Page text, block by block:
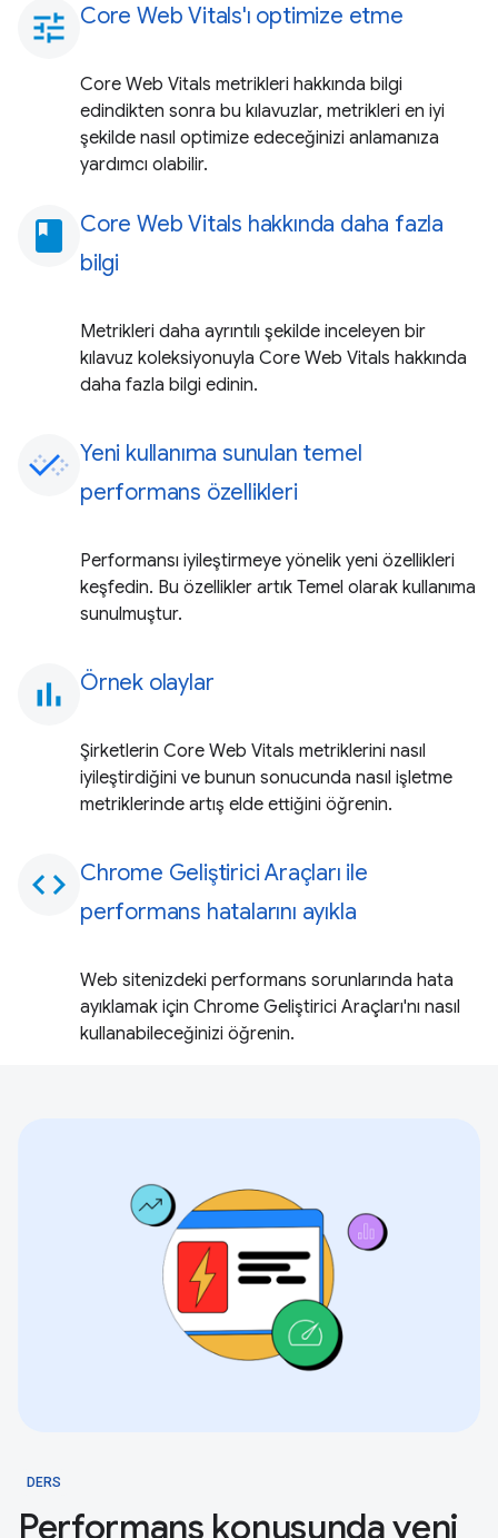
tune Core Web Vitals'ı optimize etme
Core Web Vitals metrikleri hakkında bilgi
edindikten sonra bu kılavuzlar, metrikleri en iyi
şekilde nasıl optimize edeceğinizi anlamanıza
yardımcı olabilir.
book
Core Web Vitals hakkında daha fazla
bilgi
Metrikleri daha ayrıntılı şekilde inceleyen bir
kılavuz koleksiyonuyla Core Web Vitals hakkında
daha fazla bilgi edinin.
Yeni kullanıma sunulan temel
performans özellikleri
Performansı iyileştirmeye yönelik yeni özellikleri
keşfedin. Bu özellikler artık Temel olarak kullanıma
sunulmuştur.
bar_chart Örnek olaylar
Şirketlerin Core Web Vitals metriklerini nasıl
iyileştirdiğini ve bunun sonucunda nasıl işletme
metriklerinde artış elde ettiğini öğrenin.
code Chrome Geliştirici Araçları ile
performans hatalarını ayıkla
Web sitenizdeki performans sorunlarında hata
ayıklamak için Chrome Geliştirici Araçları'nı nasıl
kullanabileceğinizi öğrenin.
DERS
Performans konusunda yeni